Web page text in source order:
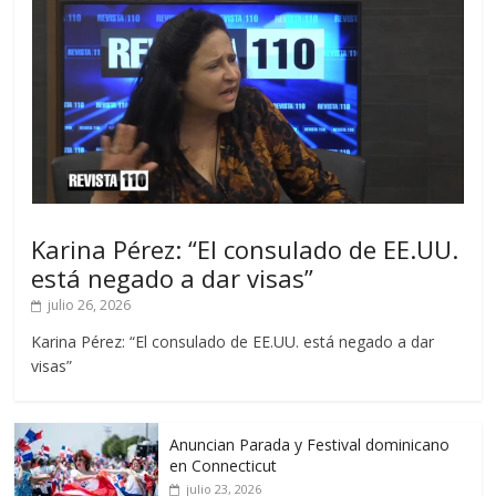
Karina Pérez: “El consulado de EE.UU.
está negado a dar visas”
julio 26, 2026
Karina Pérez: “El consulado de EE.UU. está negado a dar
visas”
Anuncian Parada y Festival dominicano
en Connecticut
julio 23, 2026